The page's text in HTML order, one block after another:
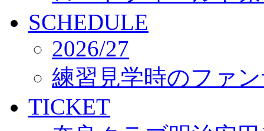
SCHEDULE
2026/27
練習見学時のファ
TICKET